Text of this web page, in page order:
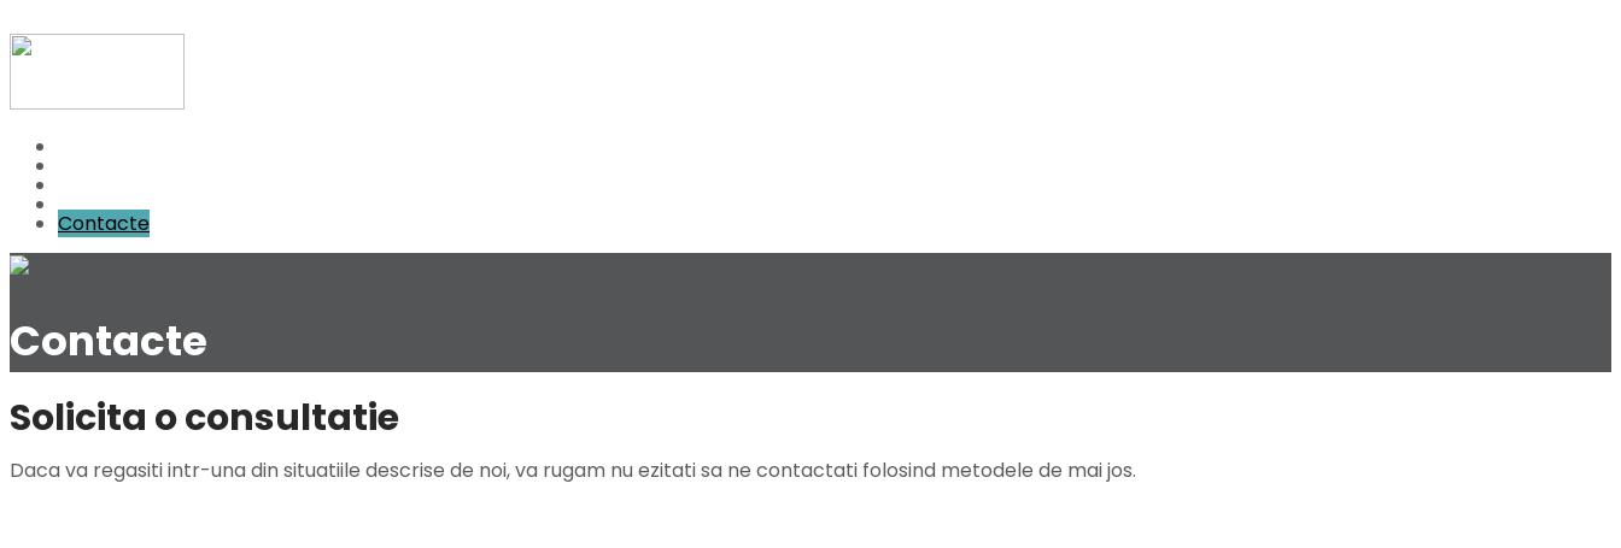
Cazuri intalnite
Contacte
Contacte
Solicita o consultatie
Daca va regasiti intr-una din situatiile descrise de noi, va rugam nu ezitati sa ne contactati folosind metodele de mai jos.